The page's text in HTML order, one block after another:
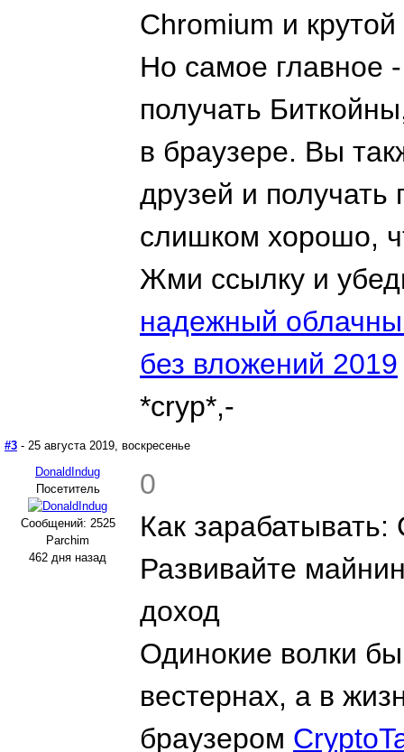
Chromium и
Но самое главное
получать
в браузере. Вы
друзей и получать
слишком хорошо,
Жми ссылку и
надежный
без вложений 2019
*cryp*,-
#3 - 25 августа 2019, воскресенье
DonaldIndug
Посетитель
Сообщений: 2525
Parchim
462 дня назад
0
Как зарабатывать:
Развивайте
доход
Одинокие волки
вестернах, а в
браузером